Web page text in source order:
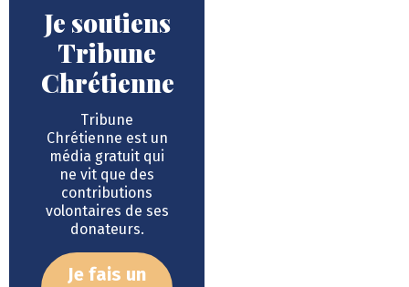
Je soutiens
Tribune
Chrétienne
Tribune
Chrétienne est un
média gratuit qui
ne vit que des
contributions
volontaires de ses
donateurs.
Je fais un